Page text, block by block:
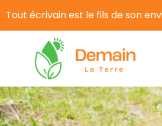
Tout écrivain est le fils de son